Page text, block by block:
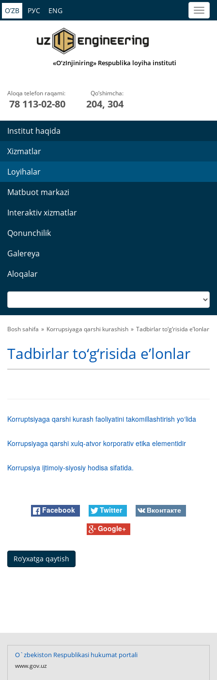
O’ZB РУС ENG
«O‘zInjiniring» Respublika loyiha instituti
Aloqa telefon raqami:
78 113-02-80
Qo‘shimcha:
204, 304
Institut haqida
Xizmatlar
Loyihalar
Matbuot markazi
Interaktiv xizmatlar
Qonunchilik
Galereya
Aloqalar
Bosh sahifa Korrupsiyaga qarshi kurashish Tadbirlar to‘g‘risida eʼlonlar
Tadbirlar to‘g‘risida eʼlonlar
Korruptsiyaga qarshi kurash faoliyatini takomillashtirish yo‘lida
Korrupsiyaga qarshi xulq-atvor korporativ etika elementidir
Korrupsiya ijtimoiy-siyosiy hodisa sifatida.
Facebook Twitter
Вконтакте
Google+
Ro’yxatga qaytish
O`zbekiston Respublikasi hukumat portali
www.gov.uz